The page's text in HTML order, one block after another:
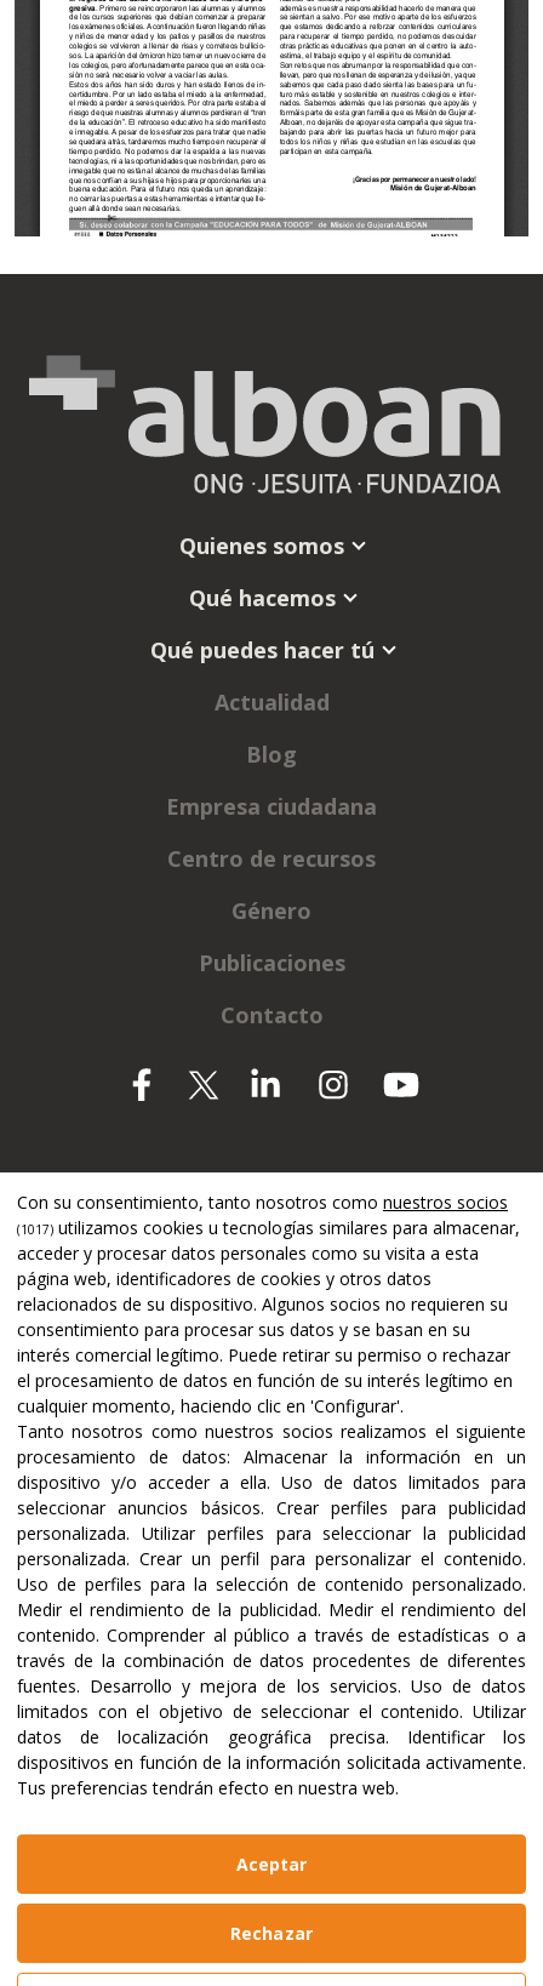
Quienes somos
Qué hacemos
Qué puedes hacer tú
Actualidad
Blog
Empresa ciudadana
Centro de recursos
Género
Publicaciones
Contacto
Certificaciones y acreditaciones
Manual de identidad
Web realizada porBikuma
Con su consentimiento, tanto nosotros como nuestros socios
(1017) utilizamos cookies u tecnologías similares para almacenar,
acceder y procesar datos personales como su visita a esta
página web, identificadores de cookies y otros datos
relacionados de su dispositivo. Algunos socios no requieren su
consentimiento para procesar sus datos y se basan en su
interés comercial legítimo. Puede retirar su permiso o rechazar
el procesamiento de datos en función de su interés legítimo en
cualquier momento, haciendo clic en 'Configurar'.
Tanto nosotros como nuestros socios realizamos el siguiente
procesamiento de datos: Almacenar la información en un
dispositivo y/o acceder a ella. Uso de datos limitados para
seleccionar anuncios básicos.Crear perfiles para publicidad
personalizada. Utilizar perfiles para seleccionar la publicidad
personalizada.Crear un perfil para personalizar el contenido.
Uso de perfiles para la selección de contenido personalizado.
Medir el rendimiento de la publicidad. Medir el rendimiento del
contenido.Comprender al público a través de estadísticas o a
través de la combinación de datos procedentes de diferentes
fuentes. Desarrollo y mejora de los servicios. Uso de datos
limitados con el objetivo de seleccionar el contenido. Utilizar
datos de localización geográfica precisa. Identificar los
dispositivos en función de la información solicitada activamente.
Tus preferencias tendrán efecto en nuestra web.
Rechazar
Aceptar
Aviso Legal